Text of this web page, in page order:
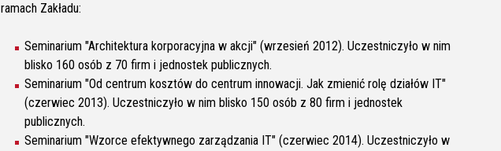
ramach Zakładu:
Seminarium "Architektura korporacyjna w akcji" (wrzesień 2012). Uczestniczyło w nim
blisko 160 osób z 70 firm i jednostek publicznych.
Seminarium "Od centrum kosztów do centrum innowacji. Jak zmienić rolę działów IT"
(czerwiec 2013). Uczestniczyło w nim blisko 150 osób z 80 firm i jednostek
publicznych.
Seminarium "Wzorce efektywnego zarządzania IT" (czerwiec 2014). Uczestniczyło w